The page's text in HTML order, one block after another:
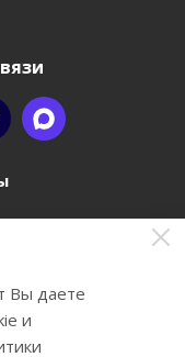
д.6А,
Вы даете
и